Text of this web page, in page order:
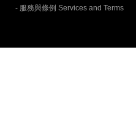
- 服務與條例 Services and Terms